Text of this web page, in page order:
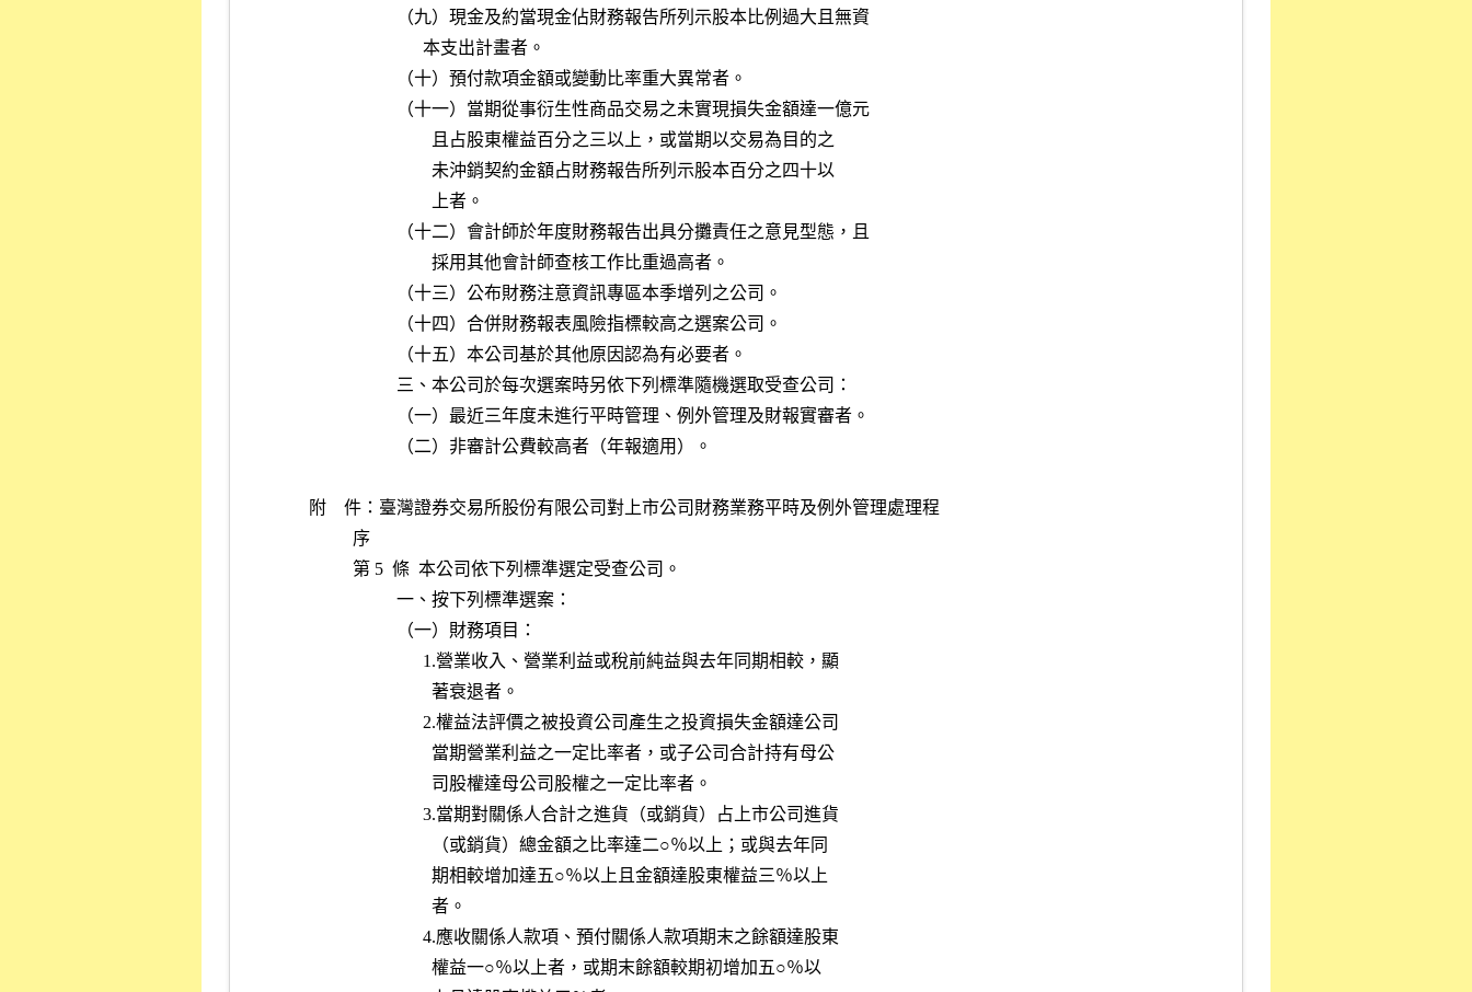
                    （九）現金及約當現金佔財務報告所列示股本比例過大且無資
                          本支出計畫者。
                    （十）預付款項金額或變動比率重大異常者。
                    （十一）當期從事衍生性商品交易之未實現損失金額達一億元
                            且占股東權益百分之三以上，或當期以交易為目的之
                            未沖銷契約金額占財務報告所列示股本百分之四十以
                            上者。
                    （十二）會計師於年度財務報告出具分攤責任之意見型態，且
                            採用其他會計師查核工作比重過高者。
                    （十三）公布財務注意資訊專區本季增列之公司。
                    （十四）合併財務報表風險指標較高之選案公司。
                    （十五）本公司基於其他原因認為有必要者。
                    三、本公司於每次選案時另依下列標準隨機選取受查公司：
                    （一）最近三年度未進行平時管理、例外管理及財報實審者。
                    （二）非審計公費較高者（年報適用）。
附    件：臺灣證券交易所股份有限公司對上市公司財務業務平時及例外管理處理程
          序
          第 5  條  本公司依下列標準選定受查公司。
                    一、按下列標準選案：
                    （一）財務項目：
                          1.營業收入、營業利益或稅前純益與去年同期相較，顯
                            著衰退者。
                          2.權益法評價之被投資公司產生之投資損失金額達公司
                            當期營業利益之一定比率者，或子公司合計持有母公
                            司股權達母公司股權之一定比率者。
                          3.當期對關係人合計之進貨（或銷貨）占上市公司進貨
                            （或銷貨）總金額之比率達二○％以上；或與去年同
                            期相較增加達五○％以上且金額達股東權益三％以上
                            者。
                          4.應收關係人款項、預付關係人款項期末之餘額達股東
                            權益一○％以上者，或期末餘額較期初增加五○％以